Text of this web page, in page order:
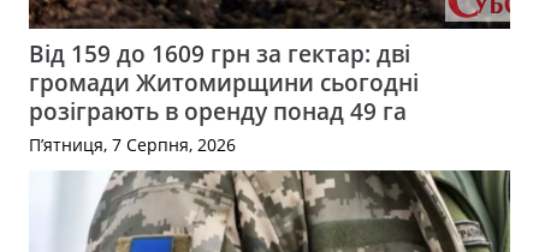
Від 159 до 1609 грн за гектар: дві
громади Житомирщини сьогодні
розіграють в оренду понад 49 га
П’ятниця, 7 Серпня, 2026